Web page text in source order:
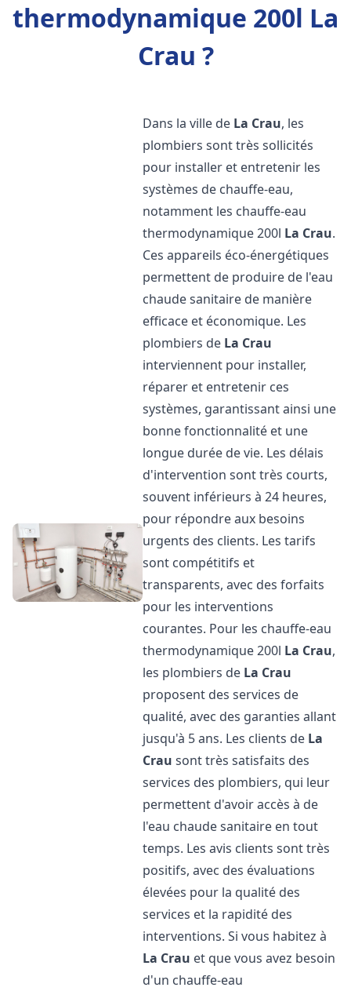
thermodynamique 200l La
Crau ?
Dans la ville de La Crau, les
plombiers sont très sollicités
pour installer et entretenir les
systèmes de chauffe-eau,
notamment les chauffe-eau
thermodynamique 200l La Crau.
Ces appareils éco-énergétiques
permettent de produire de l'eau
chaude sanitaire de manière
efficace et économique. Les
plombiers de La Crau
interviennent pour installer,
réparer et entretenir ces
systèmes, garantissant ainsi une
bonne fonctionnalité et une
longue durée de vie. Les délais
d'intervention sont très courts,
souvent inférieurs à 24 heures,
pour répondre aux besoins
urgents des clients. Les tarifs
sont compétitifs et
transparents, avec des forfaits
pour les interventions
courantes. Pour les chauffe-eau
thermodynamique 200l La Crau,
les plombiers de La Crau
proposent des services de
qualité, avec des garanties allant
jusqu'à 5 ans. Les clients de La
Crau sont très satisfaits des
services des plombiers, qui leur
permettent d'avoir accès à de
l'eau chaude sanitaire en tout
temps. Les avis clients sont très
positifs, avec des évaluations
élevées pour la qualité des
services et la rapidité des
interventions. Si vous habitez à
La Crau et que vous avez besoin
d'un chauffe-eau